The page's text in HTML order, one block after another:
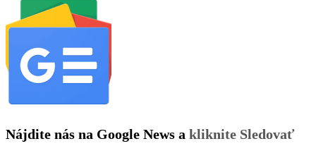
Nájdite nás na Google News a kliknite Sledovať